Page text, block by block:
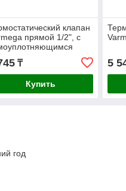
клапан
прямой 1/2", с
₸
Купить
5
год